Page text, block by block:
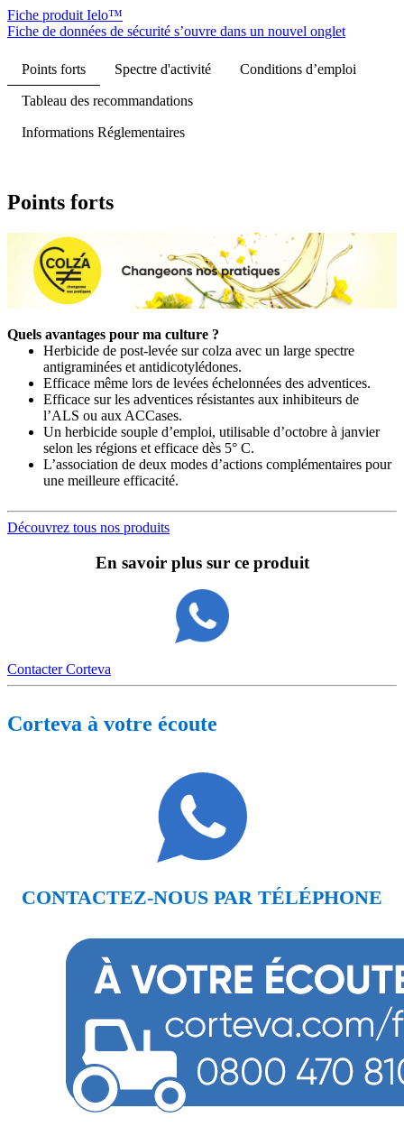
Fiche produit Ielo™
Fiche de données de sécurité s’ouvre dans un nouvel onglet
Points forts Spectre d'activité Conditions d’emploi
Tableau des recommandations
Informations Réglementaires
Points forts
Quels avantages pour ma culture ?
Herbicide de post-levée sur colza avec un large spectre
antigraminées et antidicotylédones.
Efficace même lors de levées échelonnées des adventices.
Efficace sur les adventices résistantes aux inhibiteurs de
l’ALS ou aux ACCases.
Un herbicide souple d’emploi, utilisable d’octobre à janvier
selon les régions et efficace dès 5° C.
L’association de deux modes d’actions complémentaires pour
une meilleure efficacité.
Découvrez tous nos produits
En savoir plus sur ce produit
Contacter Corteva
Corteva à votre écoute
CONTACTEZ-NOUS PAR TÉLÉPHONE